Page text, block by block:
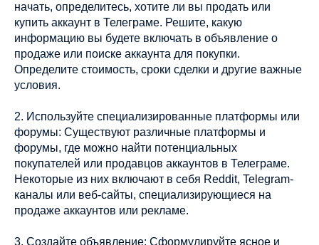
начать, определитесь, хотите ли вы продать или
купить аккаунт в Телеграме. Решите, какую
информацию вы будете включать в объявление о
продаже или поиске аккаунта для покупки.
Определите стоимость, сроки сделки и другие важные
условия.
2. Используйте специализированные платформы или
форумы: Существуют различные платформы и
форумы, где можно найти потенциальных
покупателей или продавцов аккаунтов в Телеграме.
Некоторые из них включают в себя Reddit, Telegram-
каналы или веб-сайты, специализирующиеся на
продаже аккаунтов или рекламе.
3. Создайте объявление: Сформулируйте ясное и